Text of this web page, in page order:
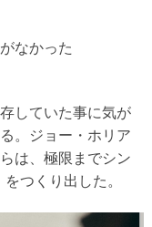
なかった
していた事に気が
。ジョー・ホリア
は、極限までシン
つくり出した。